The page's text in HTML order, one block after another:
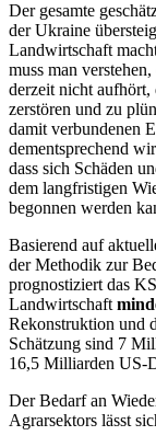
Der gesamte
der Ukraine
Landwirtschaft
muss man
derzeit nicht
zerstören und zu
damit verbundenen
dementsprechend
dass sich Schäden
dem langfristigen
begonnen werden
Basierend auf
der Methodik zur
prognostiziert das
Landwirtschaft
Rekonstruktion und
Schätzung sind 7
16,5 Milliarden US-
Der Bedarf an
Agrarsektors lässt